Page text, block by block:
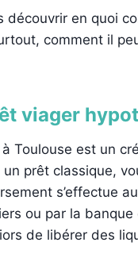
découvrir en quoi
comment il
viager
Toulouse est un
prêt classique,
s’effectue
ou par la
de libérer des